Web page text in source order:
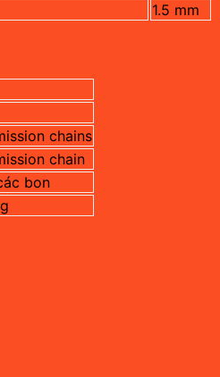
1.5 mm
chains
chain
bon